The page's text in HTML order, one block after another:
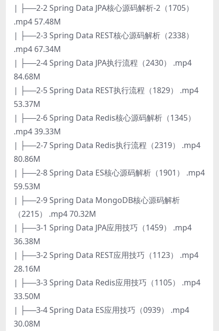
| ├──2-2 Spring Data JPA核心源码解析-2（1705）
.mp4 57.48M
| ├──2-3 Spring Data REST核心源码解析（2338）
.mp4 67.34M
| ├──2-4 Spring Data JPA执行流程（2430） .mp4
84.68M
| ├──2-5 Spring Data REST执行流程（1829） .mp4
53.37M
| ├──2-6 Spring Data Redis核心源码解析（1345）
.mp4 39.33M
| ├──2-7 Spring Data Redis执行流程（2319） .mp4
80.86M
| ├──2-8 Spring Data ES核心源码解析（1901） .mp4
59.53M
| ├──2-9 Spring Data MongoDB核心源码解析
（2215） .mp4 70.32M
| ├──3-1 Spring Data JPA应用技巧（1459） .mp4
36.38M
| ├──3-2 Spring Data REST应用技巧（1123） .mp4
28.16M
| ├──3-3 Spring Data Redis应用技巧（1105） .mp4
33.50M
| ├──3-4 Spring Data ES应用技巧（0939） .mp4
30.08M